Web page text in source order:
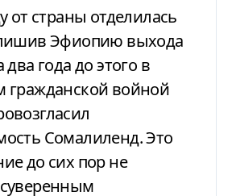
от страны отделилась
Эфиопию выхода
года до этого в
гражданской войной
Сомалиленд. Это
до сих пор не